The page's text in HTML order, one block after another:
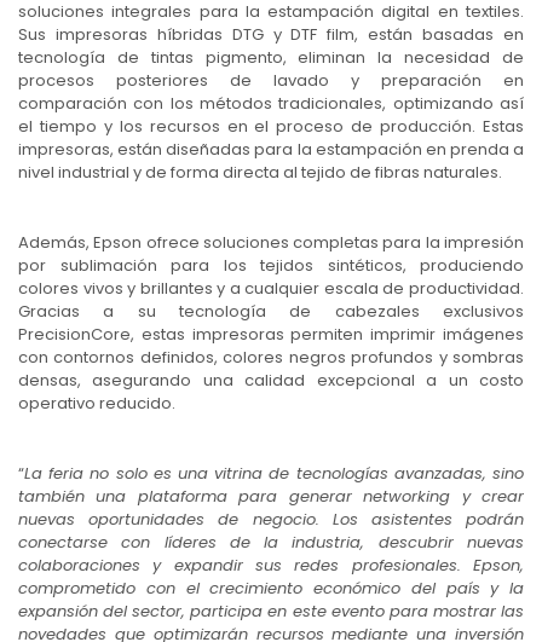
soluciones integrales para la estampación digital en textiles.
Sus impresoras híbridas DTG y DTF film, están basadas en
tecnología de tintas pigmento, eliminan la necesidad de
procesos posteriores de lavado y preparación en
comparación con los métodos tradicionales, optimizando así
el tiempo y los recursos en el proceso de producción. Estas
impresoras, están diseñadas para la estampación en prenda a
nivel industrial y de forma directa al tejido de fibras naturales.
Además, Epson ofrece soluciones completas para la impresión
por sublimación para los tejidos sintéticos, produciendo
colores vivos y brillantes y a cualquier escala de productividad.
Gracias a su tecnología de cabezales exclusivos
PrecisionCore, estas impresoras permiten imprimir imágenes
con contornos definidos, colores negros profundos y sombras
densas, asegurando una calidad excepcional a un costo
operativo reducido.
“La feria no solo es una vitrina de tecnologías avanzadas, sino
también una plataforma para generar networking y crear
nuevas oportunidades de negocio. Los asistentes podrán
conectarse con líderes de la industria, descubrir nuevas
colaboraciones y expandir sus redes profesionales. Epson,
comprometido con el crecimiento económico del país y la
expansión del sector, participa en este evento para mostrar las
novedades que optimizarán recursos mediante una inversión